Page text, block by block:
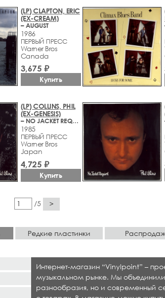
(LP) CLAPTON, ERIC
(EX-CREAM)
– AUGUST
1986
ПЕРВЫЙ ПРЕСС
Warner Bros
Canada
3,675 ₽
Купить
(LP) COLLINS, PHIL
(EX-GENESIS)
– NO JACKET REQUIRED
1985
ПЕРВЫЙ ПРЕСС
Warner Bros
Japan
4,725 ₽
Купить
/5 >
Редкие пластинки
Интернет-магазин “Vinylpoint” –
музыкальном рынке. Мы объединили
разнообразия, но и современный